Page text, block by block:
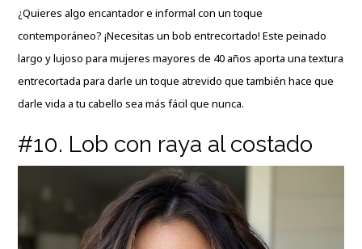
¿Quieres algo encantador e informal con un toque
contemporáneo? ¡Necesitas un bob entrecortado! Este peinado
largo y lujoso para mujeres mayores de 40 años aporta una textura
entrecortada para darle un toque atrevido que también hace que
darle vida a tu cabello sea más fácil que nunca.
#10. Lob con raya al costado